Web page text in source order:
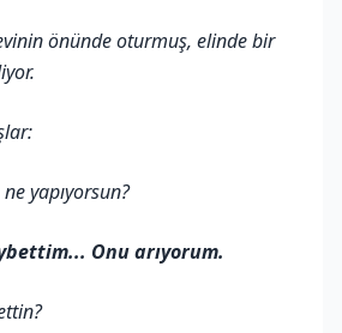
önünde oturmuş, elinde bir
yapıyorsun?
Onu arıyorum.